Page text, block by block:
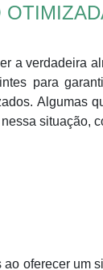
a verdadeira
para
Algumas
situação,
oferecer um